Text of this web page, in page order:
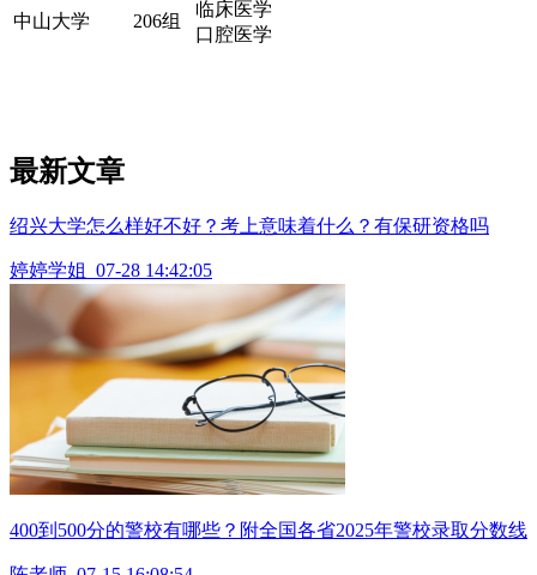
中山大学 206组
临床医学
口腔医学
最新文章
绍兴大学怎么样好不好？考上意味着什么？有保研资格吗
婷婷学姐 07-28 14:42:05
400到500分的警校有哪些？附全国各省2025年警校录取分数线